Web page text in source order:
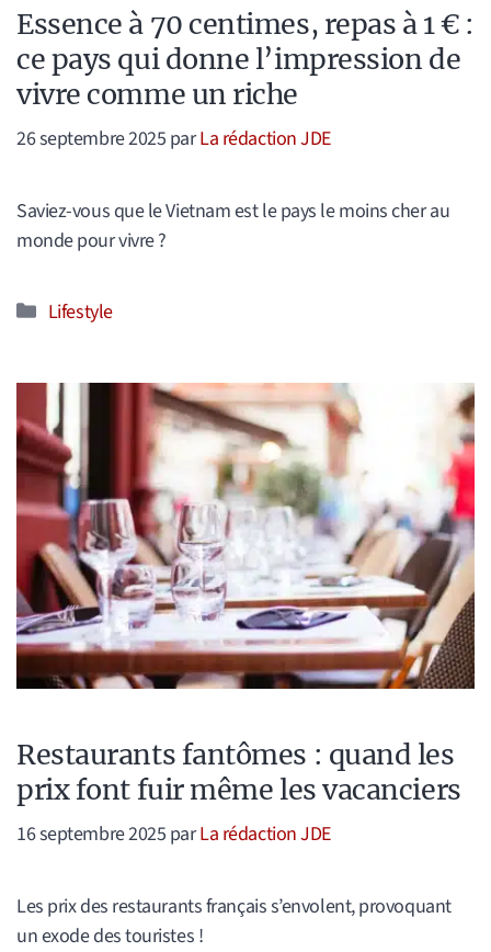
Essence à 70 centimes, repas à 1 € :
ce pays qui donne l’impression de
vivre comme un riche
26 septembre 2025 parLa rédaction JDE
Saviez-vous que le Vietnam est le pays le moins cher au
monde pour vivre ?
Catégories
Lifestyle
Restaurants fantômes : quand les
prix font fuir même les vacanciers
16 septembre 2025 parLa rédaction JDE
Les prix des restaurants français s’envolent, provoquant
un exode des touristes !